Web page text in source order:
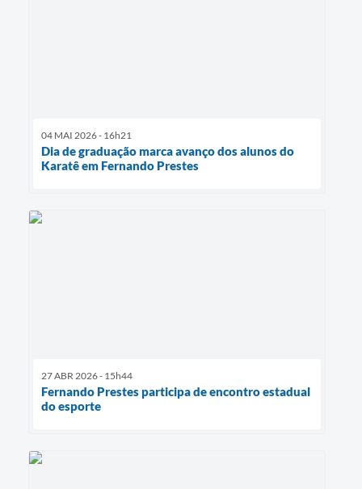
04 MAI 2026 - 16h21
Dia de graduação marca avanço dos alunos do
Karatê em Fernando Prestes
27 ABR 2026 - 15h44
Fernando Prestes participa de encontro estadual
do esporte